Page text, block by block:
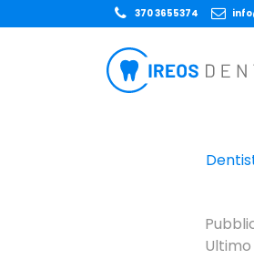
370 3655374